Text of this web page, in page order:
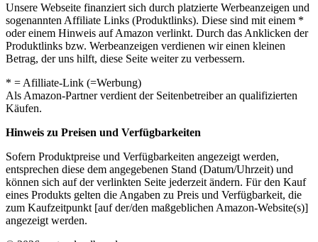
Unsere Webseite finanziert sich durch platzierte Werbeanzeigen und
sogenannten Affiliate Links (Produktlinks). Diese sind mit einem *
oder einem Hinweis auf Amazon verlinkt. Durch das Anklicken der
Produktlinks bzw. Werbeanzeigen verdienen wir einen kleinen
Betrag, der uns hilft, diese Seite weiter zu verbessern.
* = Afilliate-Link (=Werbung)
Als Amazon-Partner verdient der Seitenbetreiber an qualifizierten
Käufen.
Hinweis zu Preisen und Verfügbarkeiten
Sofern Produktpreise und Verfügbarkeiten angezeigt werden,
entsprechen diese dem angegebenen Stand (Datum/Uhrzeit) und
können sich auf der verlinkten Seite jederzeit ändern. Für den Kauf
eines Produkts gelten die Angaben zu Preis und Verfügbarkeit, die
zum Kaufzeitpunkt [auf der/den maßgeblichen Amazon-Website(s)]
angezeigt werden.